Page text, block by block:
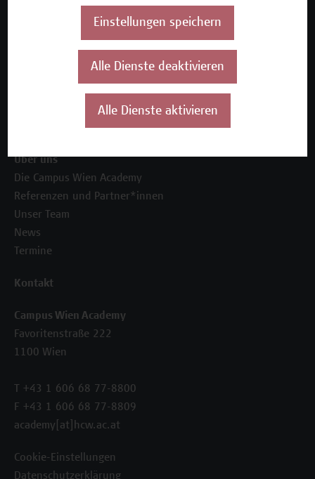
Seminare und Zertifikatsprogramme
Inhouse-Weiterbildung
Beratungsleistungen
Über uns
Die Campus Wien Academy
Referenzen und Partner*innen
Unser Team
News
Termine
Kontakt
Campus Wien Academy
Favoritenstraße 222
1100 Wien
T +43 1 606 68 77-8800
F +43 1 606 68 77-8809
academy[at]hcw.ac.at
Cookie-Einstellungen
Datenschutzerklärung
Einstellungen speichern
Alle Dienste deaktivieren
Alle Dienste aktivieren